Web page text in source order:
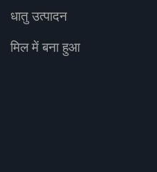
धातु उत्पादन
मिल में बना हुआ